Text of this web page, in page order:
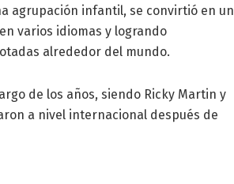
agrupación infantil, se convirtió en un
varios idiomas y logrando
alrededor del mundo.
de los años, siendo Ricky Martin y
a nivel internacional después de